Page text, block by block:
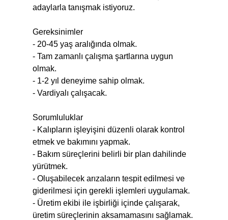
adaylarla tanışmak istiyoruz.
Gereksinimler
- 20-45 yaş aralığında olmak.
- Tam zamanlı çalışma şartlarına uygun
olmak.
- 1-2 yıl deneyime sahip olmak.
- Vardiyalı çalışacak.
Sorumluluklar
- Kalıpların işleyişini düzenli olarak kontrol
etmek ve bakımını yapmak.
- Bakım süreçlerini belirli bir plan dahilinde
yürütmek.
- Oluşabilecek arızaların tespit edilmesi ve
giderilmesi için gerekli işlemleri uygulamak.
- Üretim ekibi ile işbirliği içinde çalışarak,
üretim süreçlerinin aksamamasını sağlamak.